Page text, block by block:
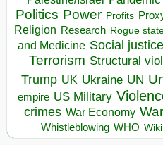
Politics Power Profits
Religion Research Rogue
and Medicine Social justice
Terrorism Structural
Trump UK Ukraine UN
empire US Military
crimes War Economy
Whistleblowing WHO